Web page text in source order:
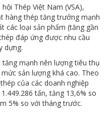
Thép Việt Nam (VSA),
hàng thép tăng trưởng mạnh
các loại sản phẩm (tăng gần
đáp ứng được nhu cầu
dựng.
mạnh nên lượng tiêu thụ
sản lượng khá cao. Theo
của các doanh nghiệp
tấn, tăng 13,6% so
5% so với tháng trước.